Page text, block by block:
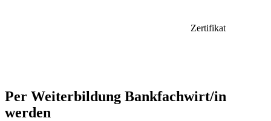
Zertifikat
Per Weiterbildung Bankfachwirt/in
werden